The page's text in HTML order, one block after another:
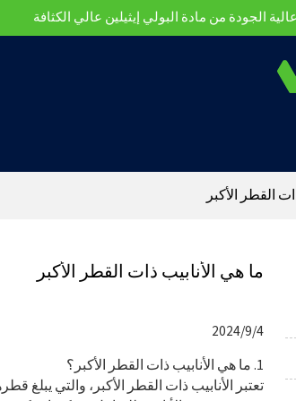
الجودة من مادة البولي إيثيلين عالي الكثافة
القطر الأكبر
ما هي الأنابيب ذات القطر الأكبر
2024/9/4
1. ما هي الأنابيب ذات القطر الأكبر؟